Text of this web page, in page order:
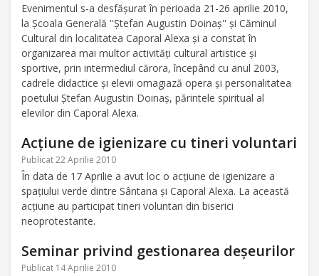
Evenimentul s-a desfăşurat în perioada 21-26 aprilie 2010,
la Şcoala Generală ''Ştefan Augustin Doinaş'' şi Căminul
Cultural din localitatea Caporal Alexa şi a constat în
organizarea mai multor activităţi cultural artistice şi
sportive, prin intermediul cărora, începând cu anul 2003,
cadrele didactice şi elevii omagiază opera şi personalitatea
poetului Ştefan Augustin Doinaş, părintele spiritual al
elevilor din Caporal Alexa.
Acţiune de igienizare cu tineri voluntari
Publicat 22 Aprilie 2010
În data de 17 Aprilie a avut loc o acţiune de igienizare a
spaţiului verde dintre Sântana şi Caporal Alexa. La această
acţiune au participat tineri voluntari din biserici
neoprotestante.
Seminar privind gestionarea deşeurilor
Publicat 14 Aprilie 2010